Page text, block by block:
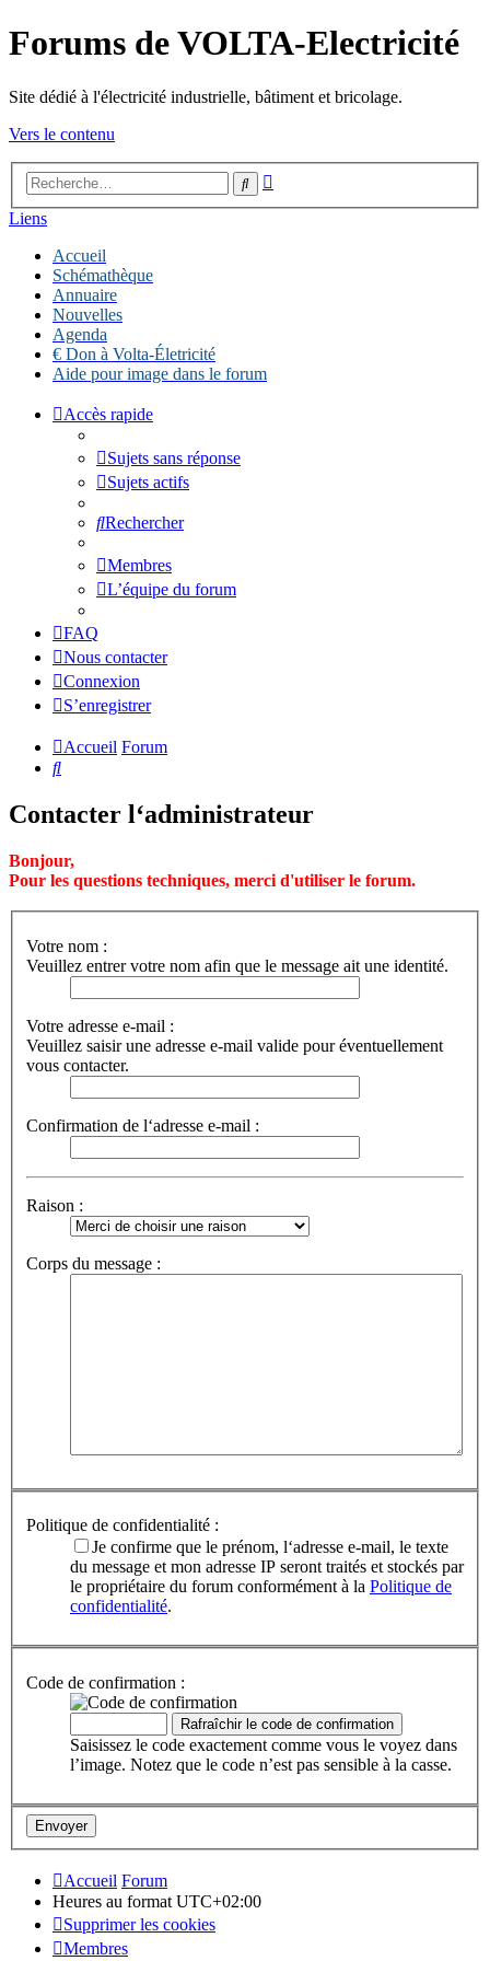
Forums de VOLTA-Electricité
Site dédié à l'électricité industrielle, bâtiment et bricolage.
Vers le contenu
Rechercher
Liens
Accueil
Schémathèque
Annuaire
Nouvelles
Agenda
€ Don à Volta-Életricité
Aide pour image dans le forum
Accès rapide
Sujets sans réponse
Sujets actifs
Rechercher
Membres
L’équipe du forum
FAQ
Nous contacter
Connexion
S’enregistrer
Accueil Forum
Rechercher
Contacter l‘administrateur
Bonjour,
Pour les questions techniques, merci d'utiliser le forum.
Votre nom :
Veuillez entrer votre nom afin que le message ait une identité.
Votre adresse e-mail :
Veuillez saisir une adresse e-mail valide pour éventuellement
vous contacter.
Confirmation de l‘adresse e-mail :
Raison :
Corps du message :
Politique de confidentialité :
Je confirme que le prénom, l‘adresse e-mail, le texte
du message et mon adresse IP seront traités et stockés par
le propriétaire du forum conformément à la Politique de
confidentialité.
Code de confirmation :
Saisissez le code exactement comme vous le voyez dans
l’image. Notez que le code n’est pas sensible à la casse.
Accueil Forum
Heures au format UTC+02:00
Supprimer les cookies
Membres